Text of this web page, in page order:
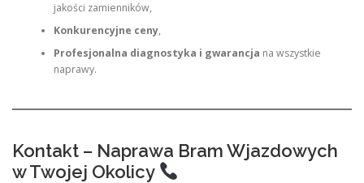
jakości zamienników,
Konkurencyjne ceny,
Profesjonalna diagnostyka i gwarancja na wszystkie
naprawy.
Kontakt – Naprawa Bram Wjazdowych
w Twojej Okolicy